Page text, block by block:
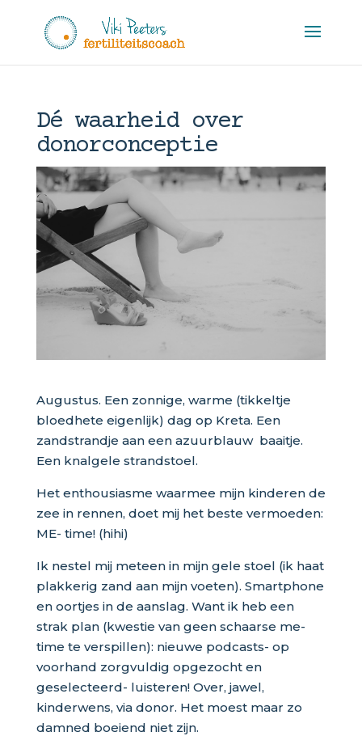
Dé waarheid over
donorconceptie
Augustus. Een zonnige, warme (tikkeltje
bloedhete eigenlijk) dag op Kreta. Een
zandstrandje aan een azuurblauw baaitje.
Een knalgele strandstoel.
Het enthousiasme waarmee mijn kinderen de
zee in rennen, doet mij het beste vermoeden:
ME- time! (hihi)
Ik nestel mij meteen in mijn gele stoel (ik haat
plakkerig zand aan mijn voeten). Smartphone
en oortjes in de aanslag. Want ik heb een
strak plan (kwestie van geen schaarse me-
time te verspillen): nieuwe podcasts- op
voorhand zorgvuldig opgezocht en
geselecteerd- luisteren! Over, jawel,
kinderwens, via donor. Het moest maar zo
damned boeiend niet zijn.